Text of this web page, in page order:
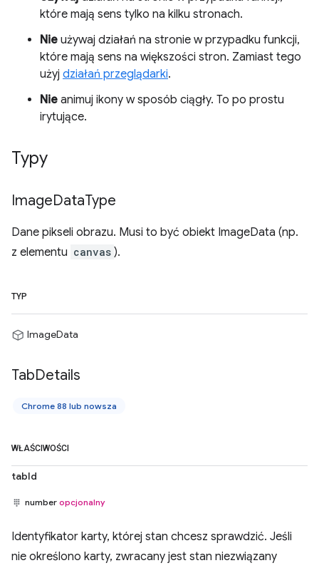
które mają sens tylko na kilku stronach.
Nie używaj działań na stronie w przypadku funkcji,
które mają sens na większości stron. Zamiast tego
użyj działań przeglądarki.
Nie animuj ikony w sposób ciągły. To po prostu
irytujące.
Typy
ImageDataType
Dane pikseli obrazu. Musi to być obiekt ImageData (np.
z elementu canvas ).
TYP
ImageData
TabDetails
Chrome 88 lub nowsza
WŁAŚCIWOŚCI
tabId
number opcjonalny
Identyfikator karty, której stan chcesz sprawdzić. Jeśli
nie określono karty, zwracany jest stan niezwiązany